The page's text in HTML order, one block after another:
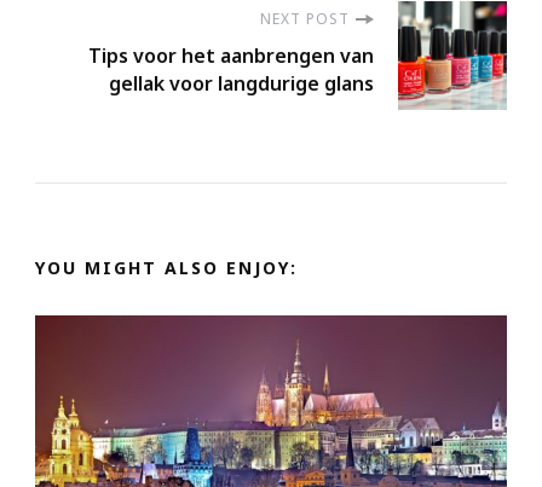
NEXT POST
Tips voor het aanbrengen van
gellak voor langdurige glans
YOU MIGHT ALSO ENJOY: